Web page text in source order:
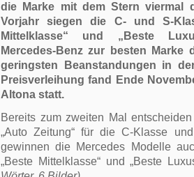
die Marke mit dem Stern viermal
Vorjahr siegen die C- und S-
Mittelklasse“ und „Beste
Mercedes-Benz zur besten
geringsten Beanstandungen in
Preisverleihung fand Ende
Altona statt.
Bereits zum zweiten Mal
„Auto Zeitung“ für die C-Klasse
gewinnen die Mercedes Modelle
„Beste Mittelklasse“ und „Beste